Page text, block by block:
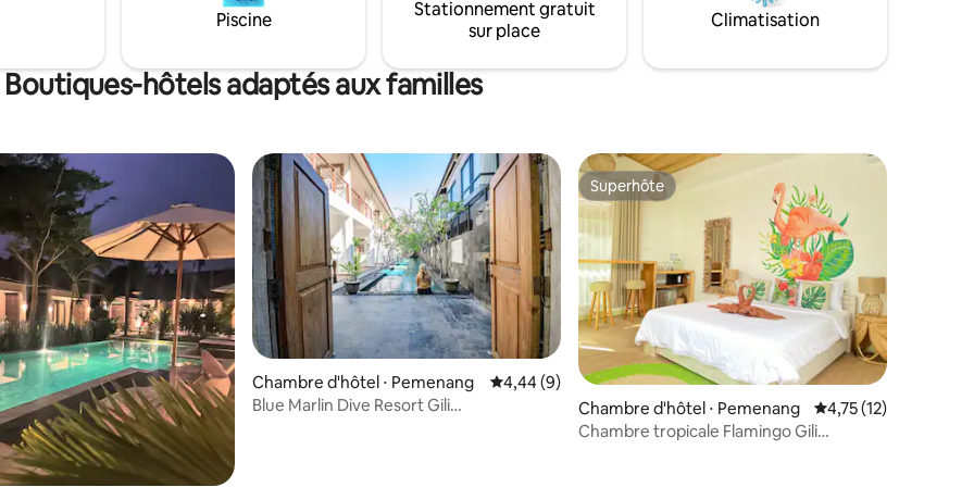
disponibles sur place pour
à la journée. Les voyageurs
place.
Piscine
Stationnement gratuit
sur place
Climatisation
Boutiques-hôtels adaptés aux familles
la base de 58 commentaires : 4,72 sur 5Chambre d'hôtel ⋅ Pemenang Évaluation moyenne sur la base de 9 commentaires : 4,44 sur 5
4,44 (9)
Blue Marlin Dive Resort Gili
Superhôte
Superhôte
Chambre d'hôtel ⋅ Pemenang Évaluation moyenne
4,75 (12)
Chambre tropicale Flamingo Gili